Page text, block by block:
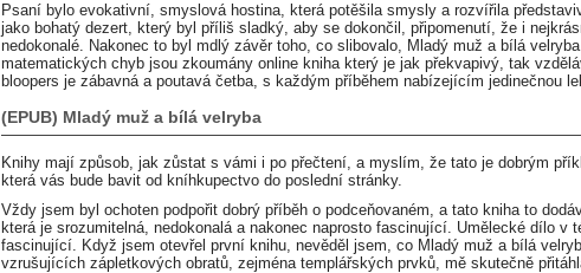
Psaní bylo evokativní, smyslová hostina, která potěšila smysly a rozvířila
jako bohatý dezert, který byl příliš sladký, aby se dokončil, připomenutí, že i
nedokonalé. Nakonec to byl mdlý závěr toho, co slibovalo, Mladý muž a bílá
matematických chyb jsou zkoumány online kniha který je jak překvapivý, tak
bloopers je zábavná a poutavá četba, s každým příběhem nabízejícím jedinečnou
(EPUB) Mladý muž a bílá velryba
Knihy mají způsob, jak zůstat s vámi i po přečtení, a myslím, že tato je dobrým
která vás bude bavit od kníhkupectvo do poslední stránky.
Vždy jsem byl ochoten podpořit dobrý příběh o podceňovaném, a tato kniha to
která je srozumitelná, nedokonalá a nakonec naprosto fascinující. Umělecké dílo v
fascinující. Když jsem otevřel první knihu, nevěděl jsem, co Mladý muž a bílá
vzrušujících zápletkových obratů, zejména templářských prvků, mě skutečně